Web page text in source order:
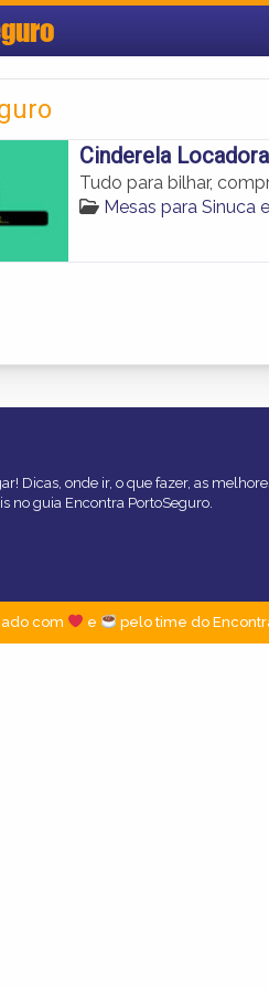
Cinderela
Tudo para bilhar,
Mesas para Sinuca
Dicas, onde ir, o que fazer, as
no guia Encontra PortoSeguro.
com e pelo time do